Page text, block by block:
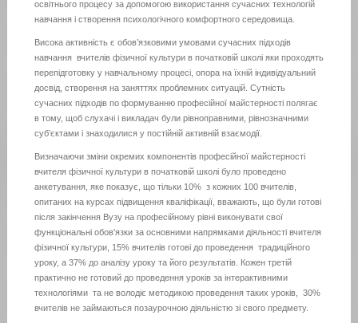
освітнього процесу за допомогою використання сучасних технологій
навчання і створення психологічного комфортного середовища.
Висока активність є обов’язковими умовами сучасних підходів
навчання вчителів фізичної культури в початковій школі яки проходять
перепідготовку у навчальному процесі, опора на їхній індивідуальний
досвід, створення на заняттях проблемних ситуацій. Сутність
сучасних підходів по формуванню професійної майстерності полягає
в тому, щоб слухачі і викладач були рівноправними, рівнозначними
суб’єктами і знаходилися у постійній активній взаємодії.
Визначаючи зміни окремих компонентів професійної майстерності
вчителя фізичної культури в початковій школі було проведено
анкетування, яке показує, що тільки 10% з кожних 100 вчителів,
опитаних на курсах підвищення кваліфікації, вважають, що були готові
після закінчення Вузу на професійному рівні виконувати свої
функціональні обов'язки за основними напрямками діяльності вчителя
фізичної культури, 15% вчителів готові до проведення традиційного
уроку, а 37% до аналізу уроку та його результатів. Кожен третій
практично не готовий до проведення уроків за інтерактивними
технологіями та не володіє методикою проведення таких уроків, 30%
вчителів не займаються позаурочною діяльністю зі свого предмету.